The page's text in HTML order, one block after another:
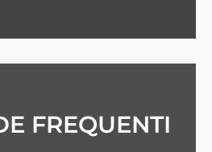
FREQUENTI